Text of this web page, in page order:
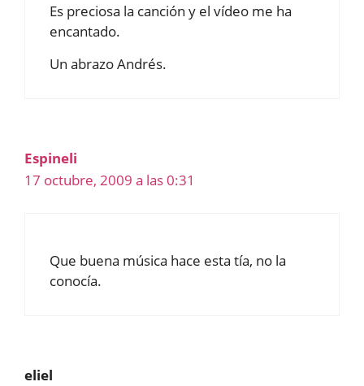
Es preciosa la canción y el vídeo me ha
encantado.
Un abrazo Andrés.
Espineli
17 octubre, 2009 a las 0:31
Que buena música hace esta tía, no la
conocía.
eliel